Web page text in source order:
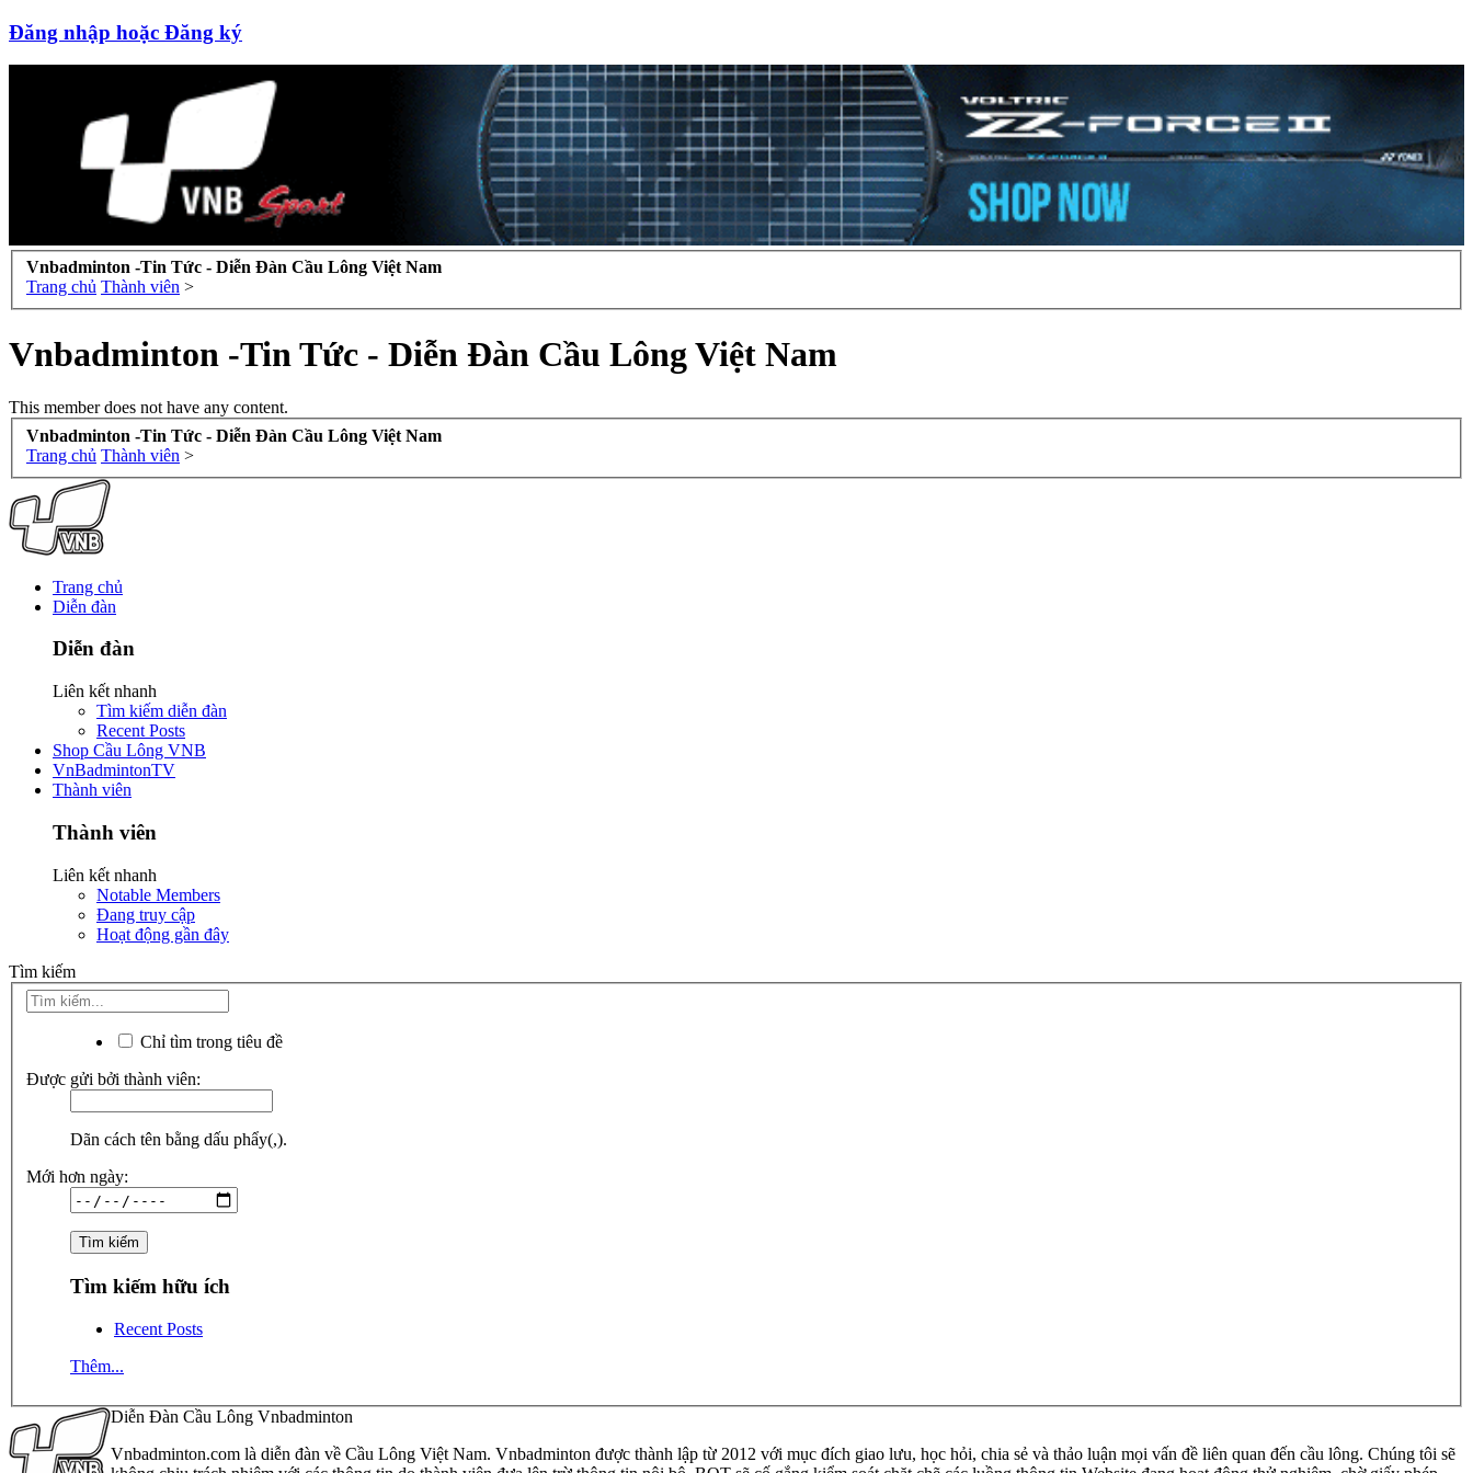
Đăng nhập hoặc Đăng ký
Vnbadminton -Tin Tức - Diễn Đàn Cầu Lông Việt Nam
Trang chủ Thành viên >
Vnbadminton -Tin Tức - Diễn Đàn Cầu Lông Việt Nam
This member does not have any content.
Vnbadminton -Tin Tức - Diễn Đàn Cầu Lông Việt Nam
Trang chủ Thành viên >
Trang chủ
Diễn đàn
Diễn đàn
Liên kết nhanh
Tìm kiếm diễn đàn
Recent Posts
Shop Cầu Lông VNB
VnBadmintonTV
Thành viên
Thành viên
Liên kết nhanh
Notable Members
Đang truy cập
Hoạt động gần đây
Tìm kiếm
Chỉ tìm trong tiêu đề
Được gửi bởi thành viên:
Dãn cách tên bằng dấu phẩy(,).
Mới hơn ngày:
Tìm kiếm hữu ích
Recent Posts
Thêm...
Diễn Đàn Cầu Lông Vnbadminton
Vnbadminton.com là diễn đàn về Cầu Lông Việt Nam. Vnbadminton được thành lập từ 2012 với mục đích giao lưu, học hỏi, chia sẻ và thảo luận mọi vấn đề liên quan đến cầu lông. Chúng tôi sẽ